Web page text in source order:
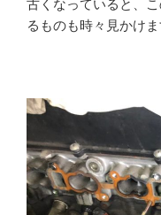
古くなっていると、
るものも時々見かけま